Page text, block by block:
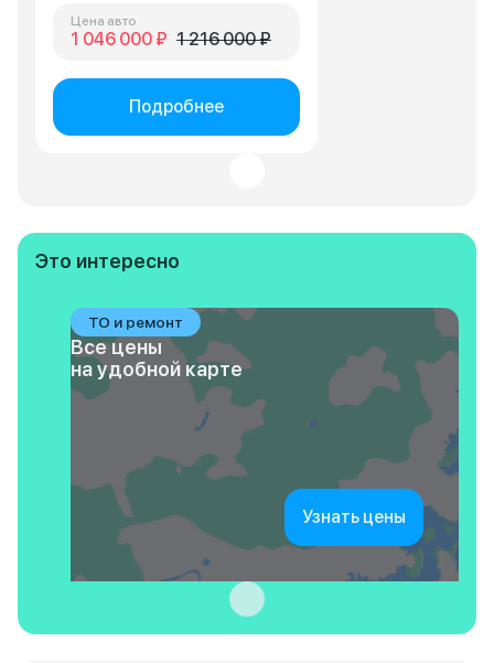
Цена авто
1 046 000 ₽ 1 216 000 ₽
Подробнее
Это интересно
ТО и ремонт
Все цены
на удобной карте
Узнать цены